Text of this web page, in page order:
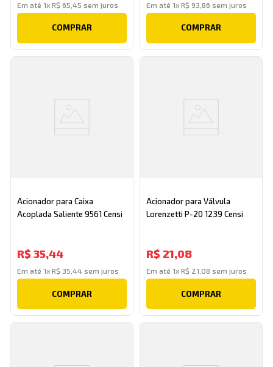
Em até 1xR$ 65 ,45 sem juros
COMPRAR
Em até 1x R$ 93 86 sem juros
COMPRAR
Acionador para Caixa
Acoplada Saliente 9561 Censi
R$ 35,44
Em até 1xR$ 35 ,44 sem juros
COMPRAR
Acionador para Válvula
Lorenzetti P-20 1239 Censi
R$ 21,08
Em até 1x R$ 21 08 sem juros
COMPRAR